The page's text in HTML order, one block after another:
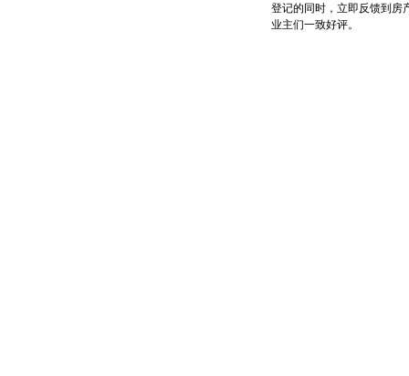
登记的同时，立即反馈到房
业主们一致好评。